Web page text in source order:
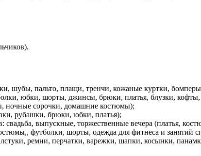
шубы, пальто, плащи, тренчи, кожаные куртки,
юбки, шорты, джинсы, брюки, платья, блузки,
ночные сорочки, домашние костюмы);
рубашки, брюки, юбки, платья);
свадьба, выпускные, торжественные вечера (платья,
футболки, шорты, одежда для фитнеса и занятий
ремни, перчатки, варежки, шапки, косынки,